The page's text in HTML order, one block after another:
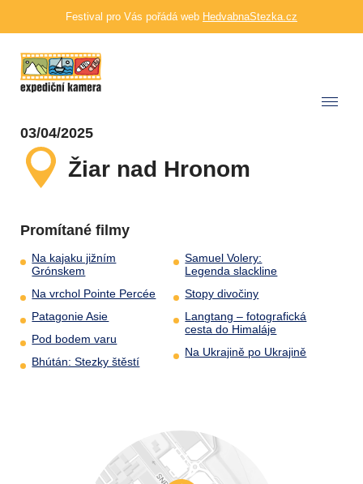
Festival pro Vás pořádá web HedvabnaStezka.cz
03/04/2025
Žiar nad Hronom
Promítané filmy
Na kajaku jižním
Grónskem
Na vrchol Pointe Percée
Patagonie Asie
Pod bodem varu
Bhútán: Stezky štěstí
Samuel Volery:
Legenda slackline
Stopy divočiny
Langtang – fotografická
cesta do Himaláje
Na Ukrajině po Ukrajině